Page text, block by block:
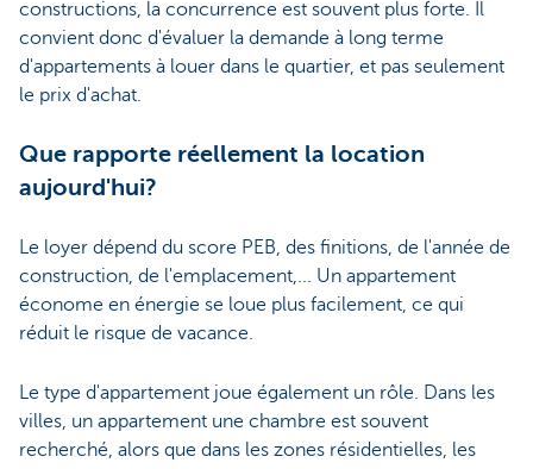
constructions, la concurrence est souvent plus forte. Il
convient donc d'évaluer la demande à long terme
d'appartements à louer dans le quartier, et pas seulement
le prix d'achat.
Que rapporte réellement la location
aujourd'hui?
Le loyer dépend du score PEB, des finitions, de l'année de
construction, de l'emplacement,... Un appartement
économe en énergie se loue plus facilement, ce qui
réduit le risque de vacance.
Le type d'appartement joue également un rôle. Dans les
villes, un appartement une chambre est souvent
recherché, alors que dans les zones résidentielles, les